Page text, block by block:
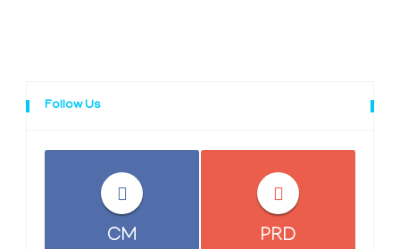
Follow Us
CM PRD